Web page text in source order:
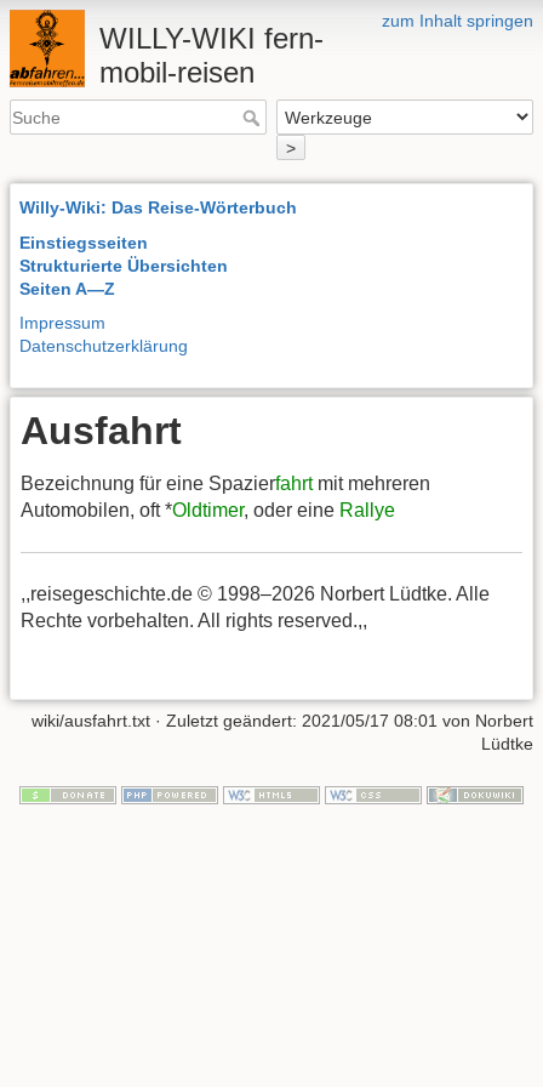
zum Inhalt springen
WILLY-WIKI fern-
mobil-reisen
>
Willy-Wiki: Das Reise-Wörterbuch
Einstiegsseiten
Strukturierte Übersichten
Seiten A—Z
Impressum
Datenschutzerklärung
Ausfahrt
Bezeichnung für eine Spazierfahrtmit mehreren
Automobilen, oft *Oldtimer, oder eine Rallye
,,reisegeschichte.de © 1998–2026 Norbert Lüdtke. Alle
Rechte vorbehalten. All rights reserved.,,
wiki/ausfahrt.txt · Zuletzt geändert: 2021/05/17 08:01 von Norbert
Lüdtke